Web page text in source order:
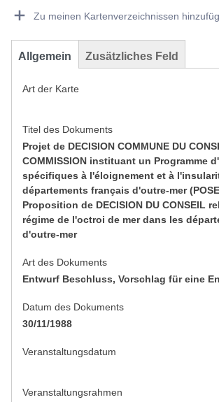
Zu meinen Kartenverzeichnissen
Allgemein Zusätzliches Feld
Art der Karte
Titel des Dokuments
Projet de DECISION COMMUNE DU
COMMISSION instituant un Programme
spécifiques à l'éloignement et à
départements français d'outre-mer
Proposition de DECISION DU CONSEIL
régime de l'octroi de mer dans les
d'outre-mer
Art des Dokuments
Entwurf Beschluss, Vorschlag für eine
Datum des Dokuments
30/11/1988
Veranstaltungsdatum
Veranstaltungsrahmen